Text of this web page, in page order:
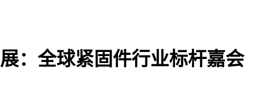
：全球紧固件行业标杆嘉会